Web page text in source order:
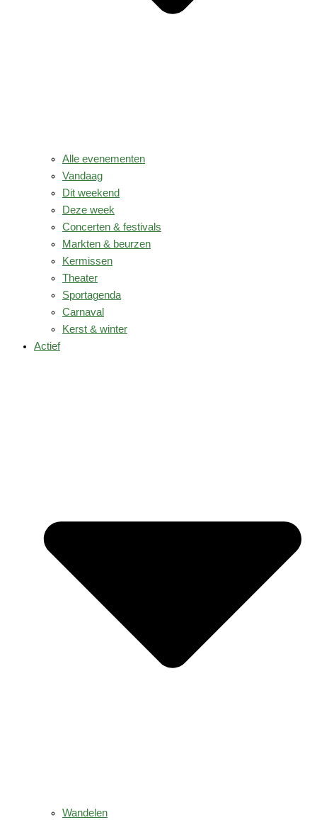
Alle evenementen
Vandaag
Dit weekend
Deze week
Concerten & festivals
Markten & beurzen
Kermissen
Theater
Sportagenda
Carnaval
Kerst & winter
Actief
Wandelen